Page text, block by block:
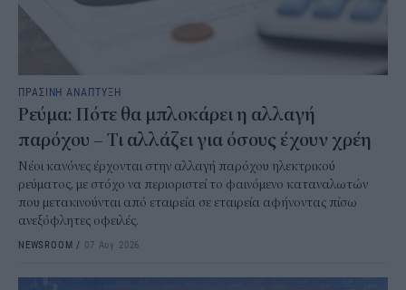
ΠΡΑΣΙΝΗ ΑΝΑΠΤΥΞΗ
Ρεύμα: Πότε θα μπλοκάρει η αλλαγή
παρόχου – Τι αλλάζει για όσους έχουν χρέη
Νέοι κανόνες έρχονται στην αλλαγή παρόχου ηλεκτρικού
ρεύματος, με στόχο να περιοριστεί το φαινόμενο καταναλωτών
που μετακινούνται από εταιρεία σε εταιρεία αφήνοντας πίσω
ανεξόφλητες οφειλές.
NEWSROOM / 07 Αυγ 2026